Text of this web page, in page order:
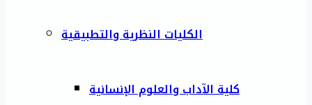
الكليات النظرية والتطبيقية
كلية الآداب والعلوم الإنسانية